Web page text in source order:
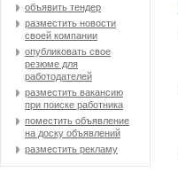
объявить тендер
разместить новости
своей компании
опубликовать свое
резюме для
работодателей
разместить вакансию
при поиске работника
поместить объявление
на доску объявлений
разместить рекламу